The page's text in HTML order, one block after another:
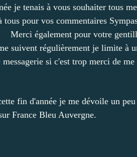
je tenais à vous souhaiter tous
tous pour vos commentaires
Merci également pour votre
suivent régulièrement je limite à
messagerie si c'est trop merci de
fin d'année je me dévoile un
France Bleu Auvergne.